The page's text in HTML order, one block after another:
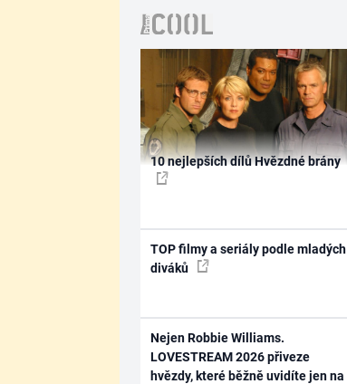
10 nejlepších dílů Hvězdné brány
TOP filmy a seriály podle mladých
diváků
Nejen Robbie Williams.
LOVESTREAM 2026 přiveze
hvězdy, které běžně uvidíte jen na